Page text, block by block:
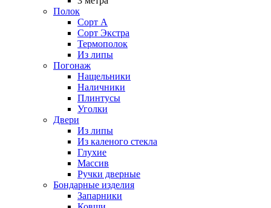
Полок
Сорт А
Сорт Экстра
Термополок
Из липы
Погонаж
Нащельники
Наличники
Плинтусы
Уголки
Двери
Из липы
Из каленого стекла
Глухие
Массив
Ручки дверные
Бондарные изделия
Запарники